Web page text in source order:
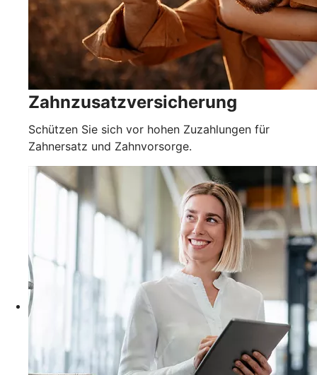
Zahnzusatzversicherung
Schützen Sie sich vor hohen Zuzahlungen für
Zahnersatz und Zahnvorsorge.